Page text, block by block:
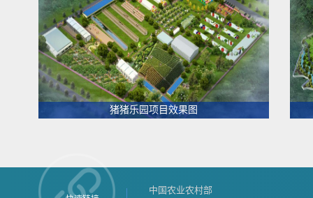
猪猪乐园项目效果图
中国农业农村部